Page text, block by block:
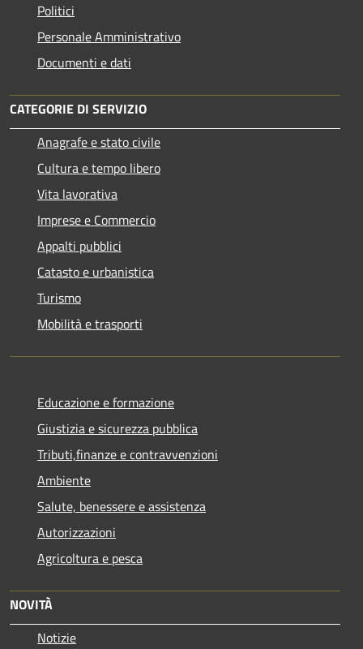
Politici
Personale Amministrativo
Documenti e dati
CATEGORIE DI SERVIZIO
Anagrafe e stato civile
Cultura e tempo libero
Vita lavorativa
Imprese e Commercio
Appalti pubblici
Catasto e urbanistica
Turismo
Mobilità e trasporti
Educazione e formazione
Giustizia e sicurezza pubblica
Tributi,finanze e contravvenzioni
Ambiente
Salute, benessere e assistenza
Autorizzazioni
Agricoltura e pesca
NOVITÀ
Notizie